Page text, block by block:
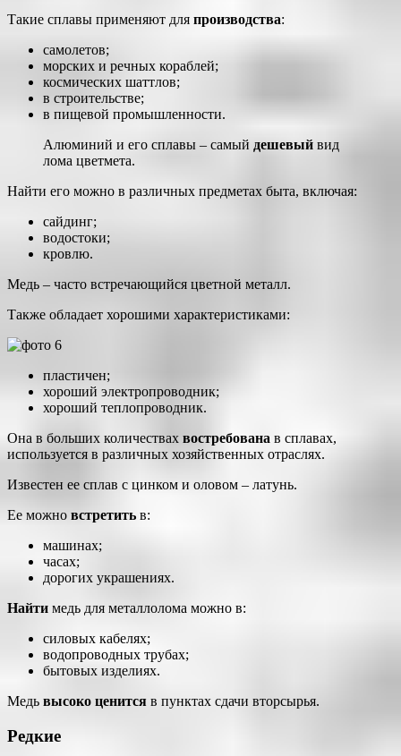
Такие сплавы применяют для производства:
самолетов;
морских и речных кораблей;
космических шаттлов;
в строительстве;
в пищевой промышленности.
Алюминий и его сплавы – самый дешевый вид
лома цветмета.
Найти его можно в различных предметах быта, включая:
сайдинг;
водостоки;
кровлю.
Медь – часто встречающийся цветной металл.
Также обладает хорошими характеристиками:
пластичен;
хороший электропроводник;
хороший теплопроводник.
Она в больших количествах востребована в сплавах,
используется в различных хозяйственных отраслях.
Известен ее сплав с цинком и оловом – латунь.
Ее можно встретить в:
машинах;
часах;
дорогих украшениях.
Найти медь для металлолома можно в:
силовых кабелях;
водопроводных трубах;
бытовых изделиях.
Медь высоко ценится в пунктах сдачи вторсырья.
Редкие